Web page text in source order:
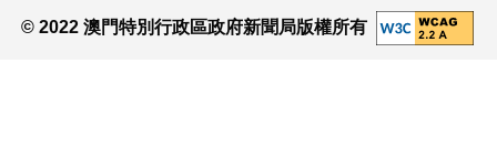
© 2022 澳門特別行政區政府新聞局版權所有